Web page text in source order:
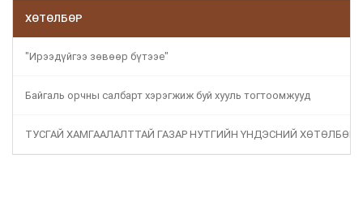
ХӨТӨЛБӨР
"Ирээдүйгээ зөвөөр бүтээе"
Байгаль орчны салбарт хэрэгжиж буй хууль тогтоомжууд
ТУСГАЙ ХАМГААЛАЛТТАЙ ГАЗАР НУТГИЙН ҮНДЭСНИЙ ХӨТӨЛБӨР